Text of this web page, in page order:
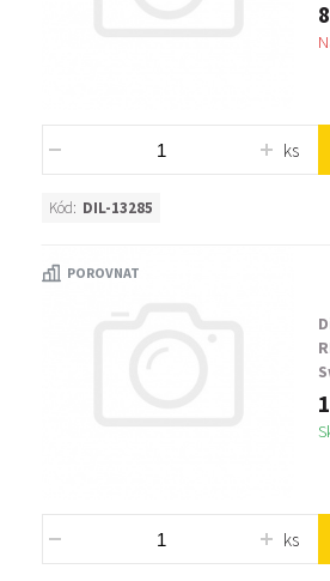
ks
Kód: DIL-13285
POROVNAT
ks